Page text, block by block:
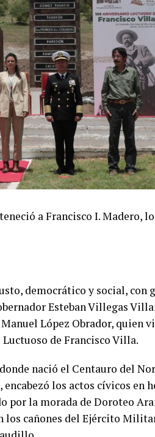
a Francisco I. Madero,
democrático y social, con
Esteban Villegas
López Obrador, quien
de Francisco Villa.
nació el Centauro del
los actos cívicos en
por la morada de Doroteo
los cañones del Ejército